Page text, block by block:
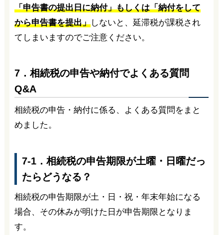
「申告書の提出日に納付」もしくは「納付をして
から申告書を提出」しないと、延滞税が課税され
てしまいますのでご注意ください。
7．相続税の申告や納付でよくある質問
Q&A
相続税の申告・納付に係る、よくある質問をまと
めました。
7-1．相続税の申告期限が土曜・日曜だっ
たらどうなる？
相続税の申告期限が土・日・祝・年末年始になる
場合、その休みが明けた日が申告期限となりま
す。